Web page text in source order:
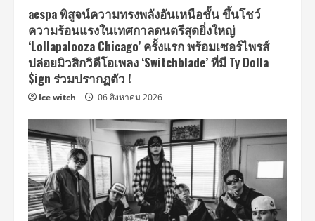
aespa พิสูจน์ความทรงพลังอันเหนือชั้น ขึ้นโชว์
ความร้อนแรงในเทศกาลดนตรีสุดยิ่งใหญ่
‘Lollapalooza Chicago’ ครั้งแรก พร้อมเซอร์ไพรส์
ปล่อยมิวสิกวิดีโอเพลง ‘Switchblade’ ที่มี Ty Dolla
$ign ร่วมปรากฏตัว !
Ice witch 06 สิงหาคม 2026